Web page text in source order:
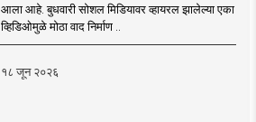
आला आहे. बुधवारी सोशल मिडियावर व्हायरल झालेल्या एका
व्हिडिओमुळे मोठा वाद निर्माण ..
१८ जून २०२६